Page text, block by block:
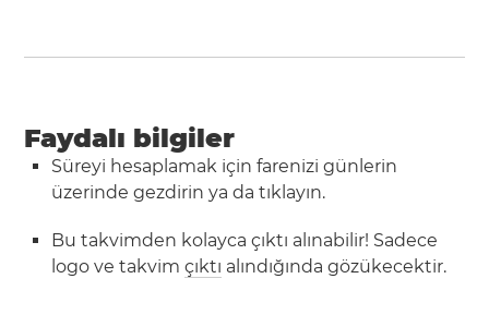
Faydalı bilgiler
Süreyi hesaplamak için farenizi günlerin
üzerinde gezdirin ya da tıklayın.
Bu takvimden kolayca çıktı alınabilir! Sadece
logo ve takvimçıktı alındığında gözükecektir.